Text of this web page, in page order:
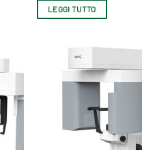
LEGGI TUTTO